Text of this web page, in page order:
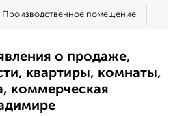
Производственное помещение
о продаже,
квартиры, комнаты,
коммерческая